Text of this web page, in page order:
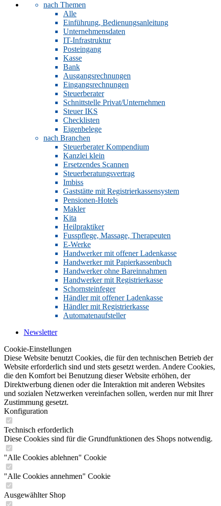
nach Themen
Alle
Einführung, Bedienungsanleitung
Unternehmensdaten
IT-Infrastruktur
Posteingang
Kasse
Bank
Ausgangsrechnungen
Eingangsrechnungen
Steuerberater
Schnittstelle Privat/Unternehmen
Steuer IKS
Checklisten
Eigenbelege
nach Branchen
Steuerberater Kompendium
Kanzlei klein
Ersetzendes Scannen
Steuerberatungsvertrag
Imbiss
Gaststätte mit Registrierkassensystem
Pensionen-Hotels
Makler
Kita
Heilpraktiker
Fusspflege, Massage, Therapeuten
E-Werke
Handwerker mit offener Ladenkasse
Handwerker mit Papierkassenbuch
Handwerker ohne Bareinnahmen
Handwerker mit Registrierkasse
Schornsteinfeger
Händler mit offener Ladenkasse
Händler mit Registrierkasse
Automatenaufsteller
Newsletter
Cookie-Einstellungen
Diese Website benutzt Cookies, die für den technischen Betrieb der
Website erforderlich sind und stets gesetzt werden. Andere Cookies,
die den Komfort bei Benutzung dieser Website erhöhen, der
Direktwerbung dienen oder die Interaktion mit anderen Websites
und sozialen Netzwerken vereinfachen sollen, werden nur mit Ihrer
Zustimmung gesetzt.
Konfiguration
Technisch erforderlich
Diese Cookies sind für die Grundfunktionen des Shops notwendig.
"Alle Cookies ablehnen" Cookie
"Alle Cookies annehmen" Cookie
Ausgewählter Shop